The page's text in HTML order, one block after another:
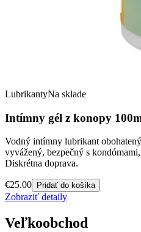
LubrikantyNa sklade
Intímny gél z konopy
Vodný intímny lubrikant
vyvážený, bezpečný s
Diskrétna doprava.
€25.00 Pridať do košíka
Zobraziť detaily
Veľkoobchod